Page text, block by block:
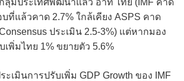
บที่แล้วคาด 2.7% ใกล้เคียง ASPS คาด
ประเมิน 2.5-3%) แต่หากมอง
เพิ่มไทย 1% ขยายตัว 5.6%
ะเมินการปรับเพิ่ม GDP Growth ของ IMF